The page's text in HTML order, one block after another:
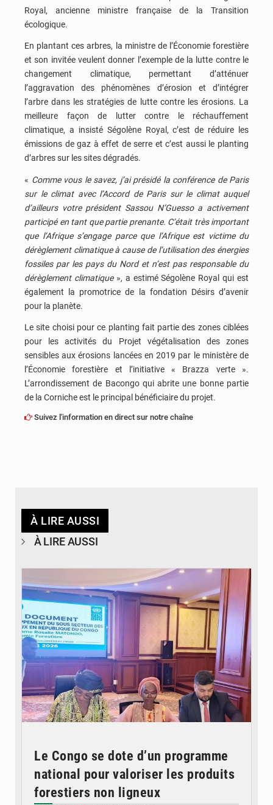
Royal, ancienne ministre française de la Transition
écologique.
En plantant ces arbres, la ministre de l’Économie forestière
et son invitée veulent donner l’exemple de la lutte contre le
changement climatique, permettant d’atténuer
l’aggravation des phénomènes d’érosion et d’intégrer
l’arbre dans les stratégies de lutte contre les érosions. La
meilleure façon de lutter contre le réchauffement
climatique, a insisté Ségolène Royal, c’est de réduire les
émissions de gaz à effet de serre et c’est aussi le planting
d’arbres sur les sites dégradés.
« Comme vous le savez, j’ai présidé la conférence de Paris
sur le climat avec l’Accord de Paris sur le climat auquel
d’ailleurs votre président Sassou N’Guesso a activement
participé en tant que partie prenante. C’était très important
que l’Afrique s’engage parce que l’Afrique est victime du
dérèglement climatique à cause de l’utilisation des énergies
fossiles par les pays du Nord et n’est pas responsable du
dérèglement climatique», a estimé Ségolène Royal qui est
également la promotrice de la fondation Désirs d’avenir
pour la planète.
Le site choisi pour ce planting fait partie des zones ciblées
pour les activités du Projet végétalisation des zones
sensibles aux érosions lancées en 2019 par le ministère de
l’Économie forestière et l’initiative « Brazza verte ».
L’arrondissement de Bacongo qui abrite une bonne partie
de la Corniche est le principal bénéficiaire du projet.
Suivez l'information en direct sur notre chaîne
À LIRE AUSSI
À LIRE AUSSI
Le Congo se dote d’un programme
national pour valoriser les produits
forestiers non ligneux